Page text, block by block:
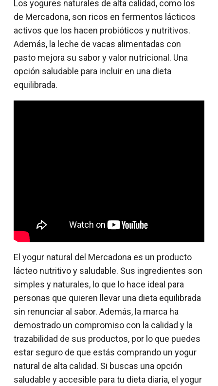
Los yogures naturales de alta calidad, como los
de Mercadona, son ricos en fermentos lácticos
activos que los hacen probióticos y nutritivos.
Además, la leche de vacas alimentadas con
pasto mejora su sabor y valor nutricional. Una
opción saludable para incluir en una dieta
equilibrada.
El yogur natural del Mercadona es un producto
lácteo nutritivo y saludable. Sus ingredientes son
simples y naturales, lo que lo hace ideal para
personas que quieren llevar una dieta equilibrada
sin renunciar al sabor. Además, la marca ha
demostrado un compromiso con la calidad y la
trazabilidad de sus productos, por lo que puedes
estar seguro de que estás comprando un yogur
natural de alta calidad. Si buscas una opción
saludable y accesible para tu dieta diaria, el yogur